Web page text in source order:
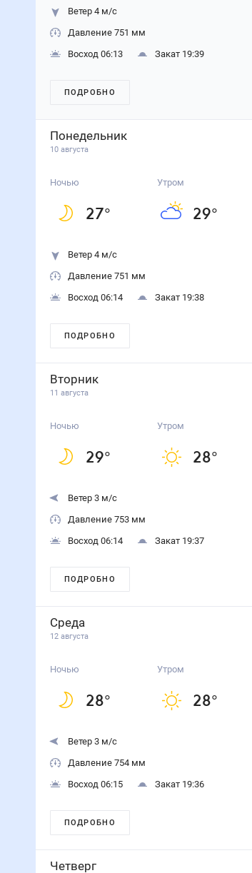
Ветер 4 м/с
Давление 751 мм
Восход 06:13
Закат 19:39
ПОДРОБНО
Понедельник
10 августа
Ночью
27°
Утром
29°
Ветер 4 м/с
Давление 751 мм
Восход 06:14
Закат 19:38
ПОДРОБНО
Вторник
11 августа
Ночью
29°
Утром
28°
Ветер 3 м/с
Давление 753 мм
Восход 06:14
Закат 19:37
ПОДРОБНО
Среда
12 августа
Ночью
28°
Утром
28°
Ветер 3 м/с
Давление 754 мм
Восход 06:15
Закат 19:36
ПОДРОБНО
Четверг